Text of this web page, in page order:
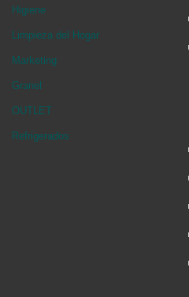
Higiene
Limpieza del Hogar
Marketing
Granel
OUTLET
Refrigerados